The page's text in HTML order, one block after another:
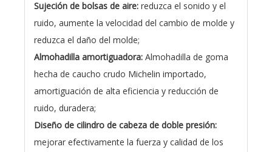
Sujeción de bolsas de aire: reduzca el sonido y el
ruido, aumente la velocidad del cambio de molde y
reduzca el daño del molde;
Almohadilla amortiguadora: Almohadilla de goma
hecha de caucho crudo Michelin importado,
amortiguación de alta eficiencia y reducción de
ruido, duradera;
Diseño de cilindro de cabeza de doble presión:
mejorar efectivamente la fuerza y ​​calidad de los